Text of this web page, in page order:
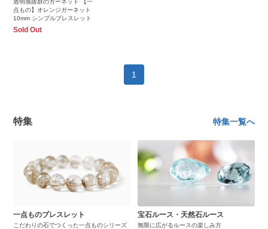
点もの】オレンジガーネット
10mm シンプルブレスレット
Sold Out
1
特集 特集一覧へ
一点ものブレスレット
こだわりの石でつくった一点ものシリーズ
宝石ルース・天然石ルース
無限に広がるルースの楽しみ方